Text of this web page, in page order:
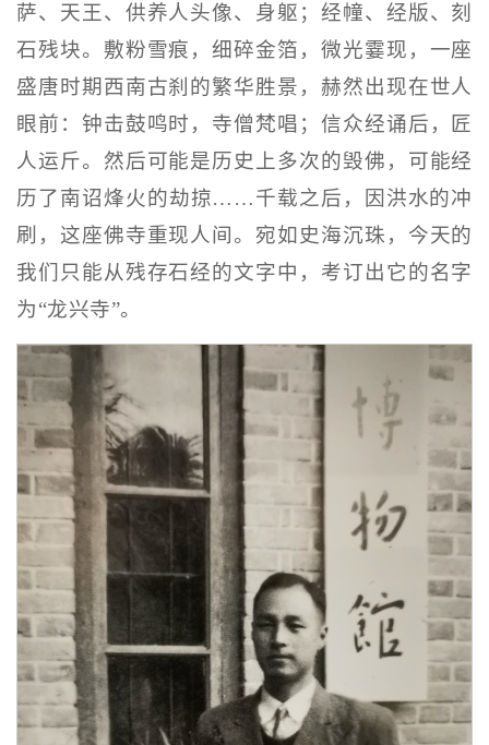
萨、天王、供养人头像、身躯；经幢、经版、刻
石残块。敷粉雪痕，细碎金箔，微光霎现，一座
盛唐时期西南古刹的繁华胜景，赫然出现在世人
眼前：钟击鼓鸣时，寺僧梵唱；信众经诵后，匠
人运斤。然后可能是历史上多次的毁佛，可能经
历了南诏烽火的劫掠……千载之后，因洪水的冲
刷，这座佛寺重现人间。宛如史海沉珠，今天的
我们只能从残存石经的文字中，考订出它的名字
为“龙兴寺”。